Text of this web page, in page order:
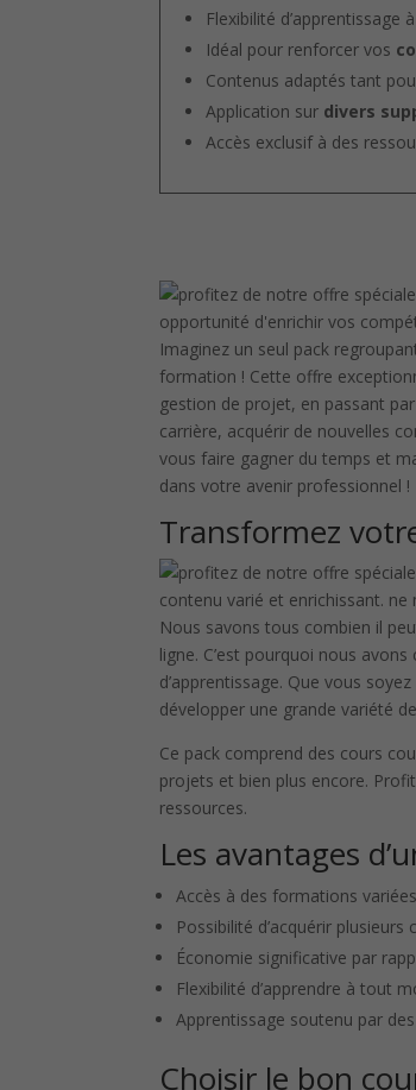
Flexibilité d’apprentissage
Idéal pour renforcer vos
Contenus adaptés tant
Application sur divers
Accès exclusif à des
Imaginez un seul pack
formation ! Cette offre
gestion de projet, en passant
carrière, acquérir de nouvelles
vous faire gagner du temps et
dans votre avenir professionnel !
Transformez
Nous savons tous combien il
ligne. C’est pourquoi nous avons
d’apprentissage. Que vous
développer une grande variété
Ce pack comprend des cours
projets et bien plus encore.
ressources.
Les avantages
Accès à des formations
Possibilité d’acquérir
Économie significative par
Flexibilité d’apprendre à tout
Apprentissage soutenu par
Choisir le bon